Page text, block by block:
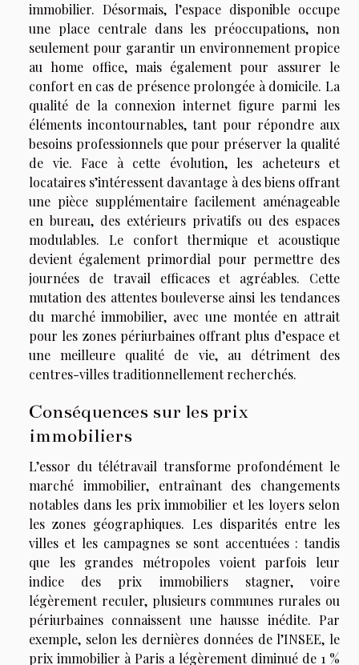
immobilier. Désormais, l’espace disponible occupe
une place centrale dans les préoccupations, non
seulement pour garantir un environnement propice
au home office, mais également pour assurer le
confort en cas de présence prolongée à domicile. La
qualité de la connexion internet figure parmi les
éléments incontournables, tant pour répondre aux
besoins professionnels que pour préserver la qualité
de vie. Face à cette évolution, les acheteurs et
locataires s’intéressent davantage à des biens offrant
une pièce supplémentaire facilement aménageable
en bureau, des extérieurs privatifs ou des espaces
modulables. Le confort thermique et acoustique
devient également primordial pour permettre des
journées de travail efficaces et agréables. Cette
mutation des attentes bouleverse ainsi les tendances
du marché immobilier, avec une montée en attrait
pour les zones périurbaines offrant plus d’espace et
une meilleure qualité de vie, au détriment des
centres-villes traditionnellement recherchés.
Conséquences sur les prix
immobiliers
L’essor du télétravail transforme profondément le
marché immobilier, entraînant des changements
notables dans les prix immobilier et les loyers selon
les zones géographiques. Les disparités entre les
villes et les campagnes se sont accentuées : tandis
que les grandes métropoles voient parfois leur
indice des prix immobiliers stagner, voire
légèrement reculer, plusieurs communes rurales ou
périurbaines connaissent une hausse inédite. Par
exemple, selon les dernières données de l’INSEE, le
prix immobilier à Paris a légèrement diminué de 1 %